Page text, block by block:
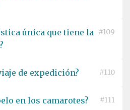
única que tiene la #109
de expedición? #110
en los camarotes? #111